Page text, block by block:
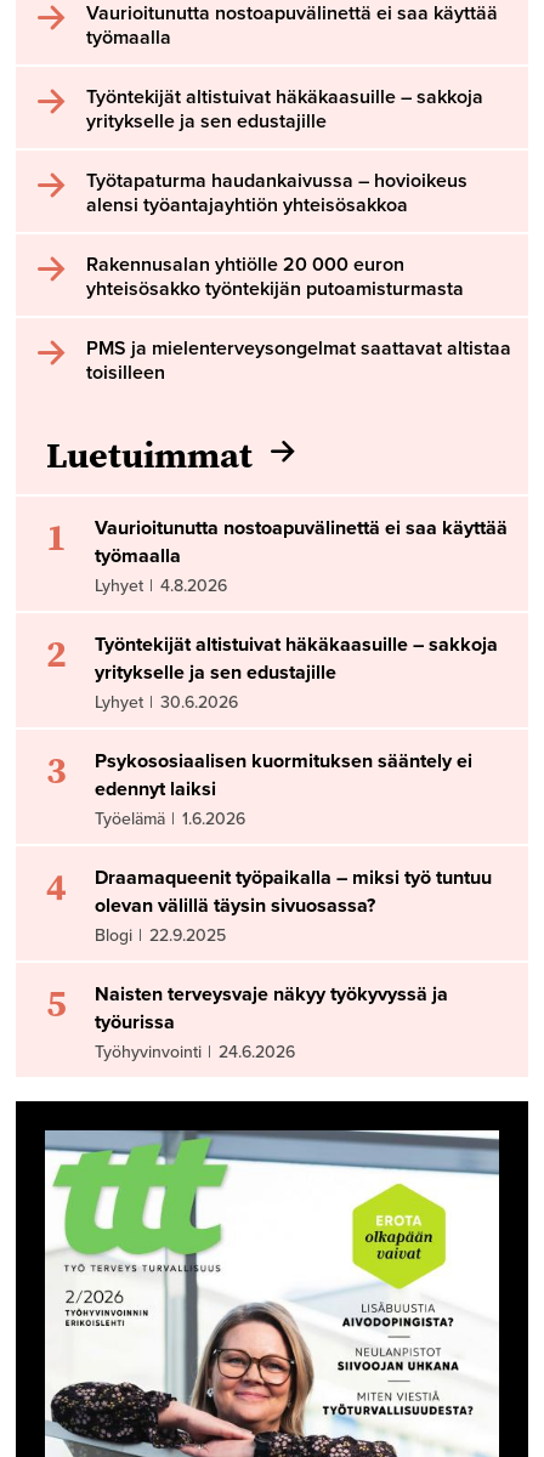
Vaurioitunutta nostoapuvälinettä ei saa käyttää
työmaalla
Työntekijät altistuivat häkäkaasuille – sakkoja
yritykselle ja sen edustajille
Työtapaturma haudankaivussa – hovioikeus
alensi työantajayhtiön yhteisösakkoa
Rakennusalan yhtiölle 20 000 euron
yhteisösakko työntekijän putoamisturmasta
PMS ja mielenterveysongelmat saattavat altistaa
toisilleen
Luetuimmat
1
Vaurioitunutta nostoapuvälinettä ei saa käyttää
työmaalla
Lyhyet | 4.8.2026
2
Työntekijät altistuivat häkäkaasuille – sakkoja
yritykselle ja sen edustajille
Lyhyet | 30.6.2026
3
Psykososiaalisen kuormituksen sääntely ei
edennyt laiksi
Työelämä | 1.6.2026
4
Draamaqueenit työpaikalla – miksi työ tuntuu
olevan välillä täysin sivuosassa?
Blogi | 22.9.2025
5
Naisten terveysvaje näkyy työkyvyssä ja
työurissa
Työhyvinvointi | 24.6.2026